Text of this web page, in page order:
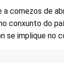
a comezos de
conxunto do
se implique no